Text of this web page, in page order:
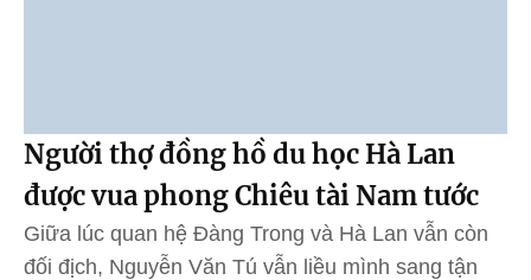
Người thợ đồng hồ du học Hà Lan
được vua phong Chiêu tài Nam tước
Giữa lúc quan hệ Đàng Trong và Hà Lan vẫn còn
đối địch, Nguyễn Văn Tú vẫn liều mình sang tận